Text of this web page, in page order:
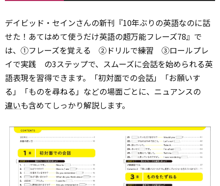
デイビッド・セインさんの新刊『10年ぶりの英語なのに話
せた！あてはめて使うだけ英語の超万能フレーズ78』で
は、①フレーズを覚える ②ドリルで練習 ③ロールプレ
イで実践 の3ステップで、スムーズに会話を始められる英
語表現を習得できます。「初対面での会話」「お願いす
る」「ものを尋ねる」などの場面ごとに、ニュアンスの
違いも含めてしっかり解説します。